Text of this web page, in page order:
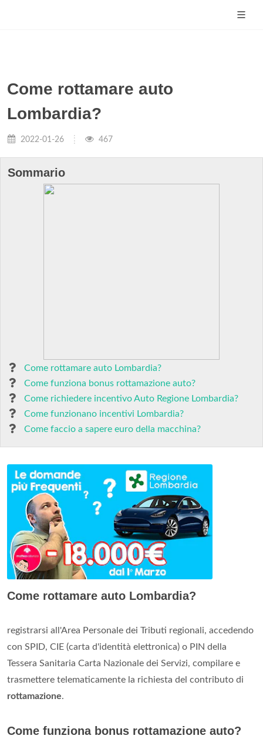
Come rottamare auto
Lombardia?
2022-01-26 467
Sommario
Come rottamare auto Lombardia?
Come funziona bonus rottamazione auto?
Come richiedere incentivo Auto Regione Lombardia?
Come funzionano incentivi Lombardia?
Come faccio a sapere euro della macchina?
Come rottamare auto Lombardia?
registrarsi all'Area Personale dei Tributi regionali, accedendo
con SPID, CIE (carta d'identità elettronica) o PIN della
Tessera Sanitaria Carta Nazionale dei Servizi, compilare e
trasmettere telematicamente la richiesta del contributo di
rottamazione.
Come funziona bonus rottamazione auto?